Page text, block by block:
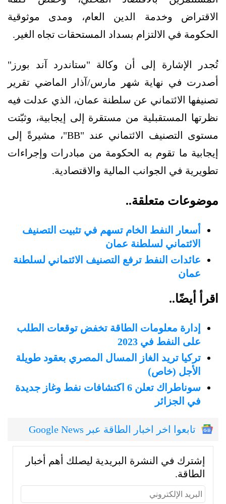
الاقتراض وخدمة الدين العام، ومدى موثوقية
الحكومة في الالتزام بسداد المستحقات تجاه الغير.
تُجدر الإشارة إلى أن وكالة "ستاندرد آند بورز"
أصدرت في نهاية شهر مارس/آذار الماضي تقرير
تصنيفها الائتماني عن سلطنة عمان، الذي عدلت فيه
نظرتها المستقبلية من مستقرة إلى إيجابية، وثبّتت
مستوى التصنيف الائتماني عند "BB"، مشيرةً إلى
إيجابية ما تقوم به الحكومة من مبادرات وإجراءات
تطويرية في الجوانب المالية والاقتصادية.
موضوعات متعلقة..
أسعار النفط الخام تسهم في تثبيت التصنيف
الائتماني لسلطنة عمان
عائدات النفط ترفع التصنيف الائتماني لسلطنة
عمان
اقرأ أيضًا..
إدارة معلومات الطاقة تخفض توقعات الطلب
على النفط في 2023
تركيا تريد الغاز المسال المصري بعقود طويلة
الأجل (خاص)
سوناطراك تعلن 6 اكتشافات نفط وغاز جديدة
في الجزائر
تابعوا اخر اخبار الطاقة عبر Google News
إشترك في النشرة البريدية ليصلك أهم أخبار
الطاقة.